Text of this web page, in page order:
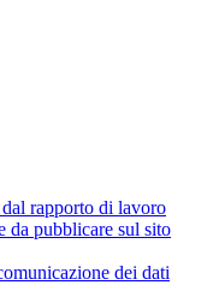
rapporto di lavoro
da pubblicare sul sito
dei dati